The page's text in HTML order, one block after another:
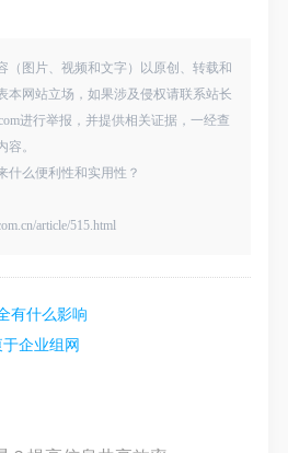
（图片、视频和文字）以原创、转载和
本网站立场，如果涉及侵权请联系站长
进行举报，并提供相关证据，一经查
容。
什么便利性和实用性？
article/515.html
有什么影响
企业组网